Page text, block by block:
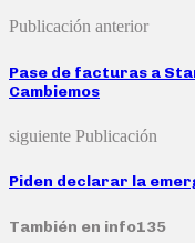
Publicación anterior
Pase de facturas a
Cambiemos
siguiente Publicación
Piden declarar la
También en info135